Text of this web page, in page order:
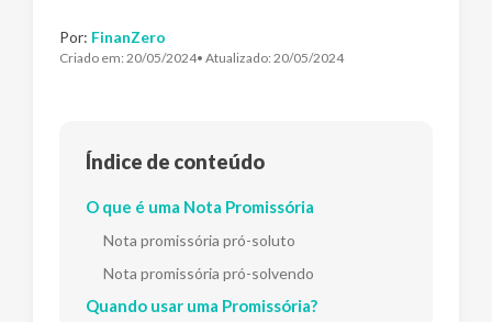
Por: FinanZero
Criado em: 20/05/2024• Atualizado: 20/05/2024
Índice de conteúdo
O que é uma Nota Promissória
Nota promissória pró-soluto
Nota promissória pró-solvendo
Quando usar uma Promissória?